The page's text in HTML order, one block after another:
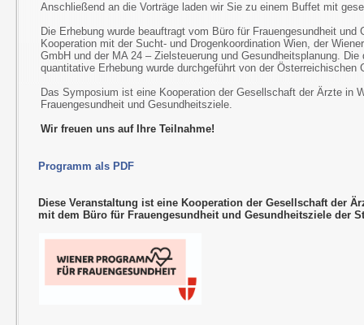
Anschließend an die Vorträge laden wir Sie zu einem Buffet mit
Die Erhebung wurde beauftragt vom Büro für Frauengesundheit und
Kooperation mit der Sucht- und Drogenkoordination Wien, der
GmbH und der MA 24 – Zielsteuerung und Gesundheitsplanung. Die
quantitative Erhebung wurde durchgeführt von der Österreichischen
Das Symposium ist eine Kooperation der Gesellschaft der Ärzte in
Frauengesundheit und Gesundheitsziele.
Wir freuen uns auf Ihre Teilnahme!
Programm als PDF
Diese Veranstaltung ist eine Kooperation der Gesellschaft der
mit dem Büro für Frauengesundheit und Gesundheitsziele der